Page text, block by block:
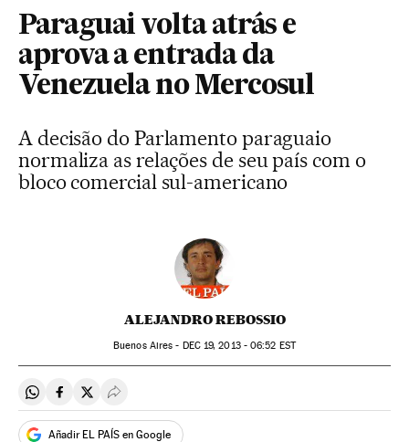
Paraguai volta atrás e
aprova a entrada da
Venezuela no Mercosul
A decisão do Parlamento paraguaio
normaliza as relações de seu país com o
bloco comercial sul-americano
ALEJANDRO REBOSSIO
Buenos Aires - DEC19, 2013 - 06:52 EST
Compartir en Whatsapp
Compartir en Facebook
Compartir en Twitter
Desplegar Redes Sociales
Añadir EL PAÍS en Google